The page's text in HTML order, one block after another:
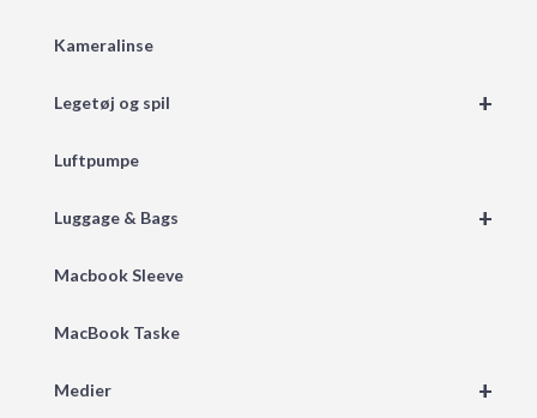
Kameralinse
+
Legetøj og spil
Luftpumpe
+
Luggage & Bags
Macbook Sleeve
MacBook Taske
+
Medier